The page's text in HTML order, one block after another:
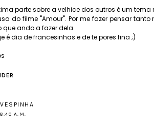
parte sobre a velhice dos outros é um
do filme "Amour". Por me fazer pensar
que ando a fazer dela.
é dia de francesinhas e de te pores fina ;)
VESPINHA
8:40 A.M.